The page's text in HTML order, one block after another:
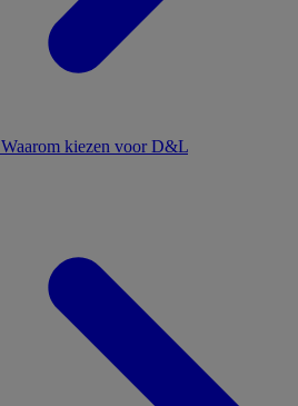
Waarom kiezen voor D&L